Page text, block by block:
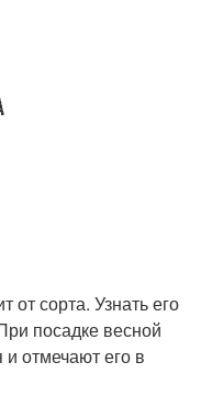
от сорта. Узнать его
посадке весной
отмечают его в